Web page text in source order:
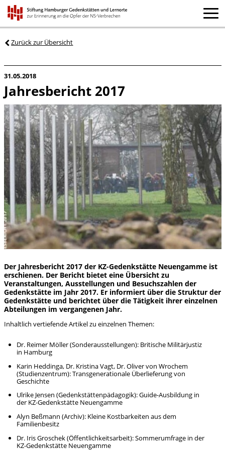
Zurück zur Übersicht
31.05.2018
Jahresbericht 2017
Der Jahresbericht 2017 der KZ-Gedenkstätte Neuengamme ist
erschienen. Der Bericht bietet eine Übersicht zu
Veranstaltungen, Ausstellungen und Besuchszahlen der
Gedenkstätte im Jahr 2017. Er informiert über die Struktur der
Gedenkstätte und berichtet über die Tätigkeit ihrer einzelnen
Abteilungen im vergangenen Jahr.
Inhaltlich vertiefende Artikel zu einzelnen Themen:
Dr. Reimer Möller (Sonderausstellungen): Britische Militärjustiz
in Hamburg
Karin Heddinga, Dr. Kristina Vagt, Dr. Oliver von Wrochem
(Studienzentrum): Transgenerationale Überlieferung von
Geschichte
Ulrike Jensen (Gedenkstättenpädagogik): Guide-Ausbildung in
der KZ-Gedenkstätte Neuengamme
Alyn Beßmann (Archiv): Kleine Kostbarkeiten aus dem
Familienbesitz
Dr. Iris Groschek (Öffentlichkeitsarbeit): Sommerumfrage in der
KZ-Gedenkstätte Neuengamme